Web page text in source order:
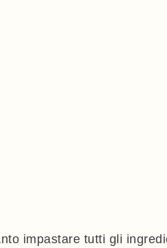
impastare tutti gli